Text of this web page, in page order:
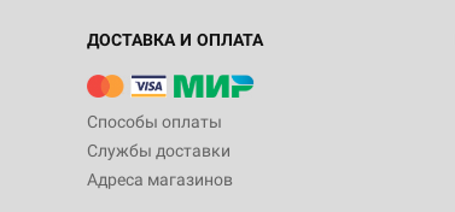
ДОСТАВКА И ОПЛАТА
Способы оплаты
Службы доставки
Адреса магазинов